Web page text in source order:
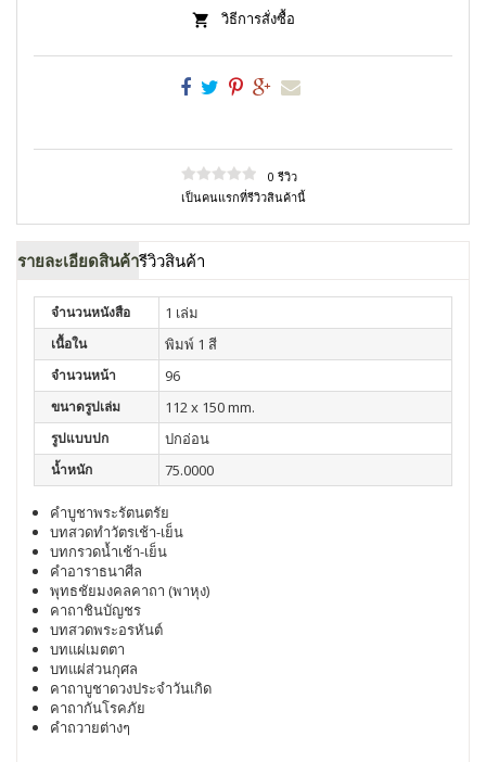
วิธีการสั่งซื้อ
0 รีวิว
เป็นคนแรกที่รีวิวสินค้านี้
รายละเอียดสินค้ารีวิวสินค้า
จำนวนหนังสือ 1 เล่ม
เนื้อใน พิมพ์ 1 สี
จำนวนหน้า 96
ขนาดรูปเล่ม 112 x 150 mm.
รูปแบบปก ปกอ่อน
น้ำหนัก 75.0000
คำบูชาพระรัตนตรัย
บทสวดทำวัตรเช้า-เย็น
บทกรวดน้ำเช้า-เย็น
คำอาราธนาศีล
พุทธชัยมงคลคาถา (พาหุง)
คาถาชินบัญชร
บทสวดพระอรหันต์
บทแผ่เมตตา
บทแผ่ส่วนกุศล
คาถาบูชาดวงประจำวันเกิด
คาถากันโรคภัย
คำถวายต่างๆ